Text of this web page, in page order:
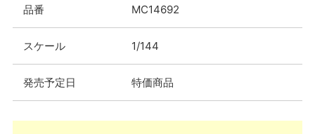
品番 MC14692
スケール 1/144
発売予定日 特価商品